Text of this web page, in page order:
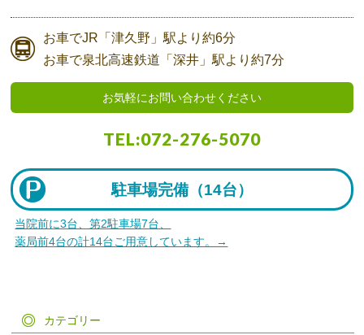
お車でJR「津久野」駅より約6分
お車で泉北高速鉄道「深井」駅より約7分
お気軽にお問い合わせください
TEL:072-276-5070
駐車場完備（14台）
当院前に3台、第2駐車場7台、
薬局前4台の計14台ご用意しています。→
カテゴリー